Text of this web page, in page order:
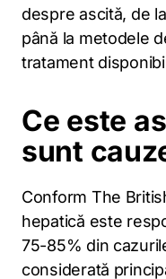
despre ascită, de
până la metodele
tratament
Ce este
sunt
Conform The
hepatică este
75-85% din
considerată